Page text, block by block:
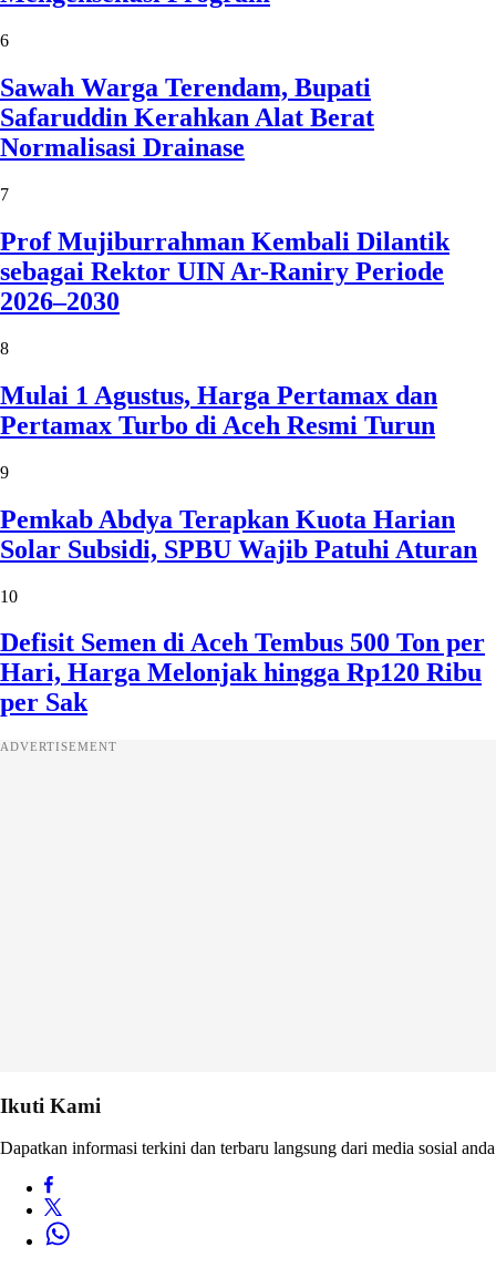
6
Sawah Warga Terendam, Bupati
Safaruddin Kerahkan Alat Berat
Normalisasi Drainase
7
Prof Mujiburrahman Kembali Dilantik
sebagai Rektor UIN Ar-Raniry Periode
2026–2030
8
Mulai 1 Agustus, Harga Pertamax dan
Pertamax Turbo di Aceh Resmi Turun
9
Pemkab Abdya Terapkan Kuota Harian
Solar Subsidi, SPBU Wajib Patuhi Aturan
10
Defisit Semen di Aceh Tembus 500 Ton per
Hari, Harga Melonjak hingga Rp120 Ribu
per Sak
ADVERTISEMENT
Ikuti Kami
Dapatkan informasi terkini dan terbaru langsung dari media sosial anda